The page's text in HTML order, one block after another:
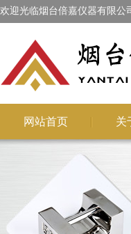
欢迎光临烟台倍嘉仪器有限公
网站首页 关